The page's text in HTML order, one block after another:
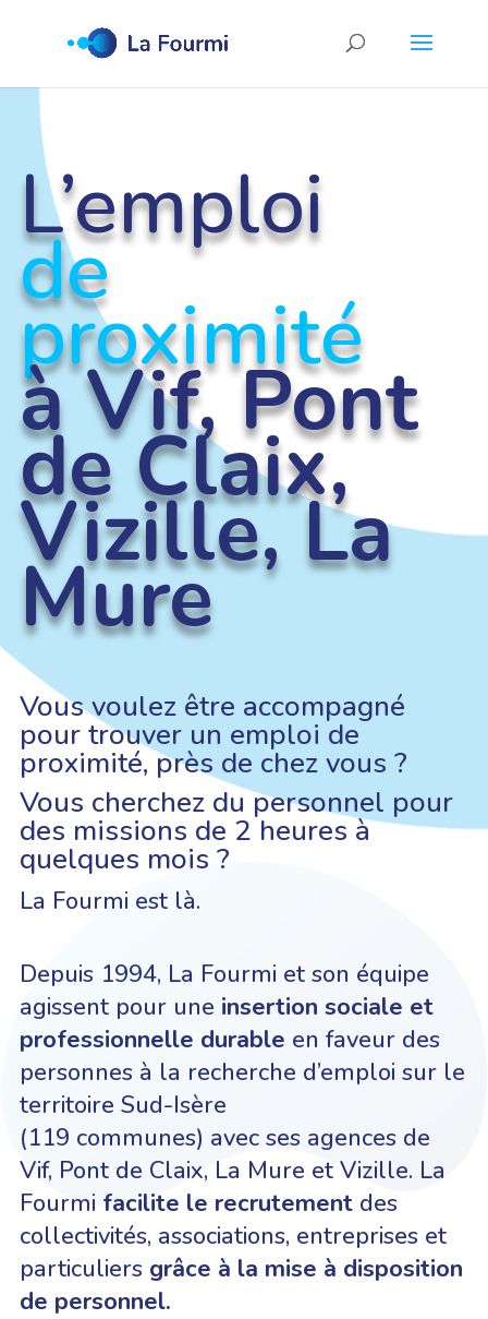
L’emploi
de
proximité
à Vif, Pont
de Claix,
Vizille, La
Mure
Vous voulez être accompagné
pour trouver un emploi de
proximité, près de chez vous ?
Vous cherchez du personnel pour
des missions de 2 heures à
quelques mois ?
La Fourmi est là.
Depuis 1994, La Fourmi et son équipe
agissent pour une insertion sociale et
professionnelle durable en faveur des
personnes à la recherche d’emploi sur le
territoire Sud-Isère
(119 communes) avec ses agences de
Vif, Pont de Claix, La Mure et Vizille. La
Fourmi facilite le recrutement des
collectivités, associations, entreprises et
particuliers grâce à la mise à disposition
de personnel.